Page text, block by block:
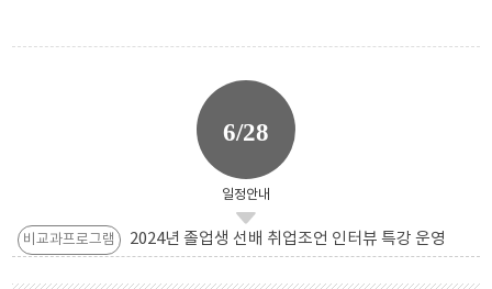
6/28
일정안내
비교과프로그램 2024년 졸업생 선배 취업조언 인터뷰 특강 운영